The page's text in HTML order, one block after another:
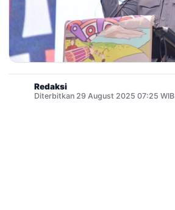
Redaksi
Diterbitkan 29 August 2025 07:25 WIB